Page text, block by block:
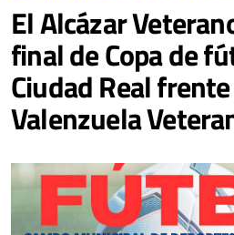
El Alcázar
final de Copa de
Ciudad Real
Valenzuela